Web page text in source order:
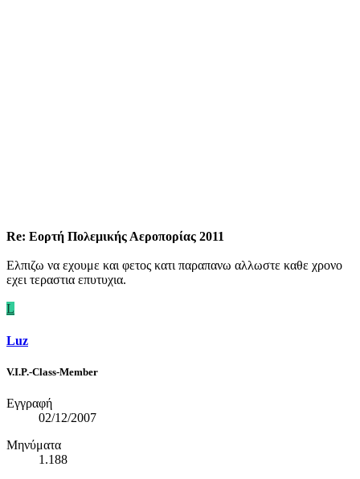
Re: Εορτή Πολεμικής Αεροπορίας 2011
Ελπιζω να εχουμε και φετος κατι παραπανω αλλωστε καθε χρονο
εχει τεραστια επυτυχια.
L
Luz
V.I.P.-Class-Member
Εγγραφή
02/12/2007
Μηνύματα
1.188